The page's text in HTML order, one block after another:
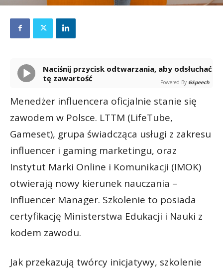
Naciśnij przycisk odtwarzania, aby odsłuchać
tę zawartość
Powered By GSpeech
Menedżer influencera oficjalnie stanie się
zawodem w Polsce. LTTM (LifeTube,
Gameset), grupa świadcząca usługi z zakresu
influencer i gaming marketingu, oraz
Instytut Marki Online i Komunikacji (IMOK)
otwierają nowy kierunek nauczania –
Influencer Manager. Szkolenie to posiada
certyfikację Ministerstwa Edukacji i Nauki z
kodem zawodu.
Jak przekazują twórcy inicjatywy, szkolenie